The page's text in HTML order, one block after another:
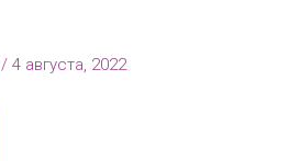
/ 4 августа, 2022